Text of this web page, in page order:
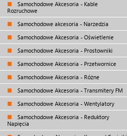
Samochodowe Akcesoria - Kable
Rozruchowe
Samochodowe akcesoria - Narzedzia
Samochodowe Akcesoria - Oświetlenie
Samochodowe Akcesoria - Prostowniki
Samochodowe Akcesoria - Przetwornice
Samochodowe Akcesoria - Różne
Samochodowe Akcesoria - Transmitery FM
Samochodowe Akcesoria - Wentylatory
Samochodowe Akcesoria - Reduktory
Napięcia